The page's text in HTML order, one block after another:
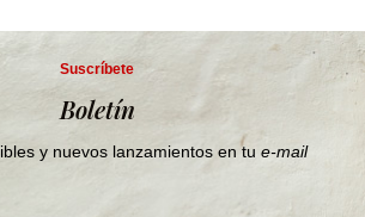
Suscríbete
Boletín
y nuevos lanzamientos en tu e-mail